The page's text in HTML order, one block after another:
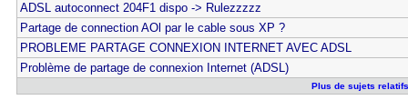
ADSL autoconnect 204F1 dispo -> Rulezzzzz
Partage de connection AOl par le cable sous XP ?
PROBLEME PARTAGE CONNEXION INTERNET AVEC ADSL
Problème de partage de connexion Internet (ADSL)
Plus de sujets